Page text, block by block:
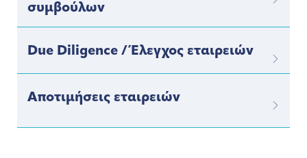
συμβούλων
Due Diligence / Έλεγχος εταιρειών
Αποτιμήσεις εταιρειών